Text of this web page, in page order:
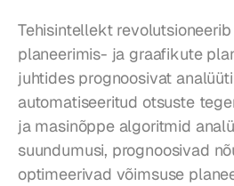
Tehisintellekt
planeerimis- ja graafikute
juhtides prognoosivat
automatiseeritud otsuste
ja masinõppe algoritmid
suundumusi, prognoosivad
optimeerivad võimsuse